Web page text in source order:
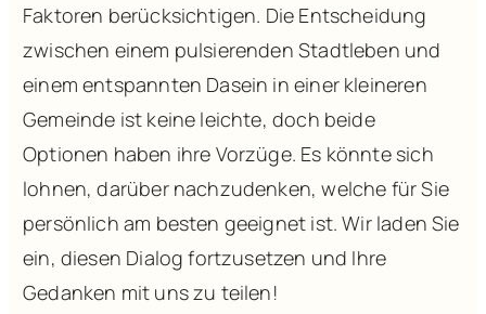
Faktoren berücksichtigen. Die Entscheidung
zwischen einem pulsierenden Stadtleben und
einem entspannten Dasein in einer kleineren
Gemeinde ist keine leichte, doch beide
Optionen haben ihre Vorzüge. Es könnte sich
lohnen, darüber nachzudenken, welche für Sie
persönlich am besten geeignet ist. Wir laden Sie
ein, diesen Dialog fortzusetzen und Ihre
Gedanken mit uns zu teilen!